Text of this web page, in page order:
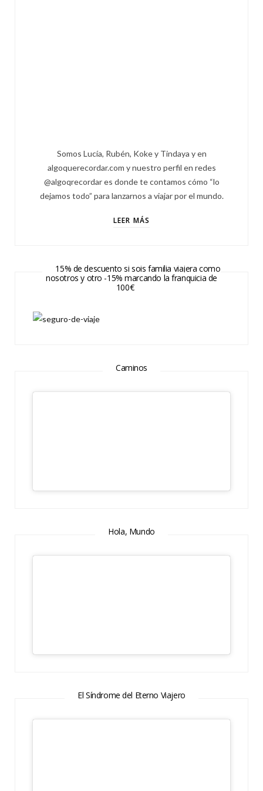
Somos Lucía, Rubén, Koke y Tindaya y en
algoquerecordar.com y nuestro perfil en redes
@algoqrecordar es donde te contamos cómo “lo
dejamos todo” para lanzarnos a viajar por el mundo.
LEER MÁS
15% de descuento si sois familia viajera como
nosotros y otro -15% marcando la franquicia de
100€
Caminos
Hola, Mundo
El Síndrome del Eterno Viajero